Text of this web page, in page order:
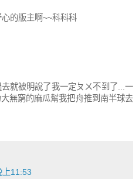
的版主啊~~科科科
就被明說了我一定ㄆㄨ不到了...一
無窮的麻瓜幫我把舟推到南半球去
上11:53